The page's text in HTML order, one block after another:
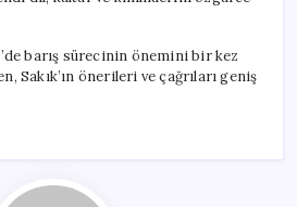
barış sürecinin önemini bir kez
Sakık’ın önerileri ve çağrıları geniş